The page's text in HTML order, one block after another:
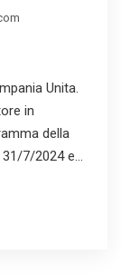
Unita.
in
della
7/2024 e...